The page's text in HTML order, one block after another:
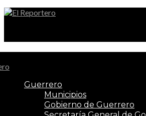
Guerrero
Municipios
Gobierno de Guerrero